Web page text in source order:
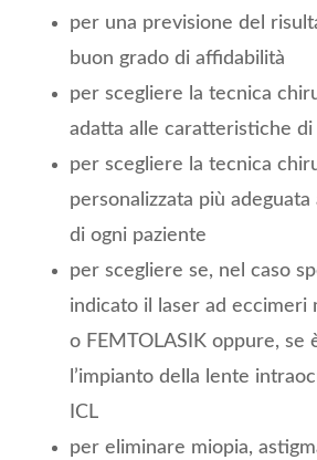
per una previsione del
buon grado di affidabilità
per scegliere la tecnica
adatta alle caratteristiche di
per scegliere la tecnica
personalizzata più adeguata
di ogni paziente
per scegliere se, nel caso
indicato il laser ad eccimeri
o FEMTOLASIK oppure, se
l’impianto della lente
ICL
per eliminare miopia,